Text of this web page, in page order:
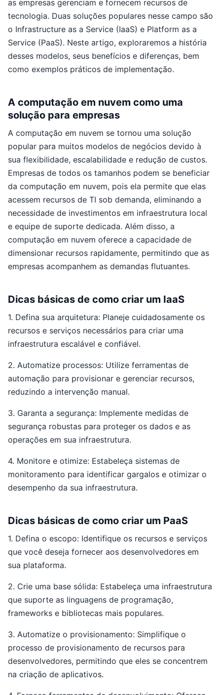
as empresas gerenciam e fornecem recursos de
tecnologia. Duas soluções populares nesse campo são
o Infrastructure as a Service (IaaS) e Platform as a
Service (PaaS). Neste artigo, exploraremos a história
desses modelos, seus benefícios e diferenças, bem
como exemplos práticos de implementação.
A computação em nuvem como uma
solução para empresas
A computação em nuvem se tornou uma solução
popular para muitos modelos de negócios devido à
sua flexibilidade, escalabilidade e redução de custos.
Empresas de todos os tamanhos podem se beneficiar
da computação em nuvem, pois ela permite que elas
acessem recursos de TI sob demanda, eliminando a
necessidade de investimentos em infraestrutura local
e equipe de suporte dedicada. Além disso, a
computação em nuvem oferece a capacidade de
dimensionar recursos rapidamente, permitindo que as
empresas acompanhem as demandas flutuantes.
Dicas básicas de como criar um IaaS
1. Defina sua arquitetura: Planeje cuidadosamente os
recursos e serviços necessários para criar uma
infraestrutura escalável e confiável.
2. Automatize processos: Utilize ferramentas de
automação para provisionar e gerenciar recursos,
reduzindo a intervenção manual.
3. Garanta a segurança: Implemente medidas de
segurança robustas para proteger os dados e as
operações em sua infraestrutura.
4. Monitore e otimize: Estabeleça sistemas de
monitoramento para identificar gargalos e otimizar o
desempenho da sua infraestrutura.
Dicas básicas de como criar um PaaS
1. Defina o escopo: Identifique os recursos e serviços
que você deseja fornecer aos desenvolvedores em
sua plataforma.
2. Crie uma base sólida: Estabeleça uma infraestrutura
que suporte as linguagens de programação,
frameworks e bibliotecas mais populares.
3. Automatize o provisionamento: Simplifique o
processo de provisionamento de recursos para
desenvolvedores, permitindo que eles se concentrem
na criação de aplicativos.